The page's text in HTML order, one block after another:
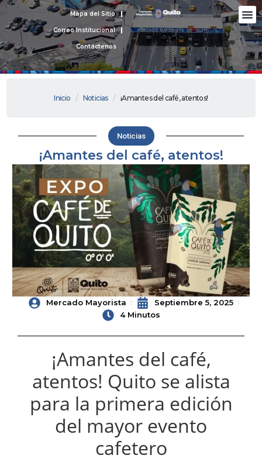
Ir
contenido
Mapa del Sitio
Correo Institucional
Contáctenos
Inicio / Noticias / ¡Amantes del café, atentos!
Noticias
¡Amantes del café, atentos!
Mercado Mayorista
Septiembre 5, 2025
4 Minutos
¡Amantes del café,
atentos! Quito se alista
para la primera edición
del mayor evento
cafetero